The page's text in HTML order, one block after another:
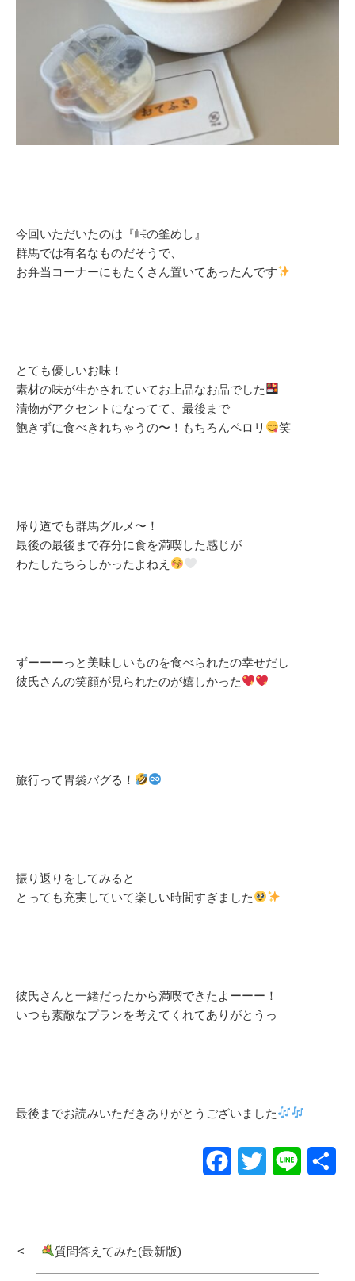
今回いただいたのは『峠の釜めし』
群馬では有名なものだそうで、
お弁当コーナーにもたくさん置いてあったんです
とても優しいお味！
素材の味が生かされていてお上品なお品でした
漬物がアクセントになってて、最後まで
飽きずに食べきれちゃうの〜！もちろんペロリ
笑
帰り道でも群馬グルメ〜！
最後の最後まで存分に食を満喫した感じが
わたしたちらしかったよねえ
ずーーーっと美味しいものを食べられたの幸せだし
彼氏さんの笑顔が見られたのが嬉しかった
旅行って胃袋バグる！
振り返りをしてみると
とっても充実していて楽しい時間すぎました
彼氏さんと一緒だったから満喫できたよーーー！
いつも素敵なプランを考えてくれてありがとうっ
最後までお読みいただきありがとうございました
Facebook
Twitter Line
質問答えてみた(最新版)